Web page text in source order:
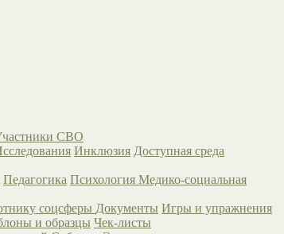
СВО
Инклюзия Доступная среда
Педагогика Психология Медико-социальная
соцсферы Документы Игры и упражнения
и образцы Чек-листы